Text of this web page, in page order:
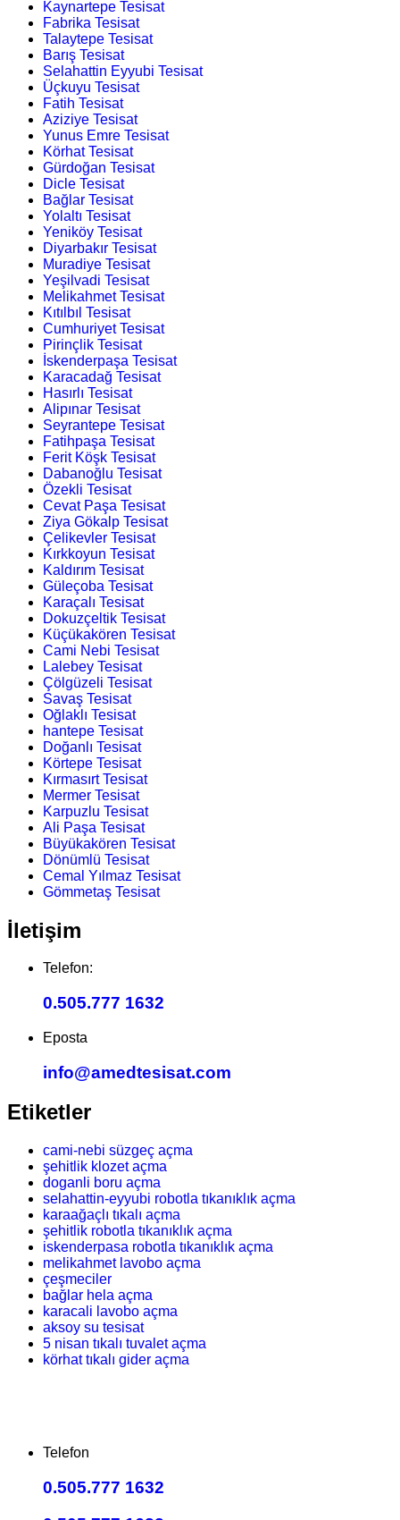
Kaynartepe Tesisat
Fabrika Tesisat
Talaytepe Tesisat
Barış Tesisat
Selahattin Eyyubi Tesisat
Üçkuyu Tesisat
Fatih Tesisat
Aziziye Tesisat
Yunus Emre Tesisat
Körhat Tesisat
Gürdoğan Tesisat
Dicle Tesisat
Bağlar Tesisat
Yolaltı Tesisat
Yeniköy Tesisat
Diyarbakır Tesisat
Muradiye Tesisat
Yeşilvadi Tesisat
Melikahmet Tesisat
Kıtılbıl Tesisat
Cumhuriyet Tesisat
Pirinçlik Tesisat
İskenderpaşa Tesisat
Karacadağ Tesisat
Hasırlı Tesisat
Alipınar Tesisat
Seyrantepe Tesisat
Fatihpaşa Tesisat
Ferit Köşk Tesisat
Dabanoğlu Tesisat
Özekli Tesisat
Cevat Paşa Tesisat
Ziya Gökalp Tesisat
Çelikevler Tesisat
Kırkkoyun Tesisat
Kaldırım Tesisat
Güleçoba Tesisat
Karaçalı Tesisat
Dokuzçeltik Tesisat
Küçükakören Tesisat
Cami Nebi Tesisat
Lalebey Tesisat
Çölgüzeli Tesisat
Savaş Tesisat
Oğlaklı Tesisat
hantepe Tesisat
Doğanlı Tesisat
Körtepe Tesisat
Kırmasırt Tesisat
Mermer Tesisat
Karpuzlu Tesisat
Ali Paşa Tesisat
Büyükakören Tesisat
Dönümlü Tesisat
Cemal Yılmaz Tesisat
Gömmetaş Tesisat
İletişim
Telefon:
0.505.777 1632
Eposta
info@amedtesisat.com
Etiketler
cami-nebi süzgeç açma
şehitlik klozet açma
doganli boru açma
selahattin-eyyubi robotla tıkanıklık açma
karaağaçlı tıkalı açma
şehitlik robotla tıkanıklık açma
iskenderpasa robotla tıkanıklık açma
melikahmet lavobo açma
çeşmeciler
bağlar hela açma
karacali lavobo açma
aksoy su tesisat
5 nisan tıkalı tuvalet açma
körhat tıkalı gider açma
Telefon
0.505.777 1632